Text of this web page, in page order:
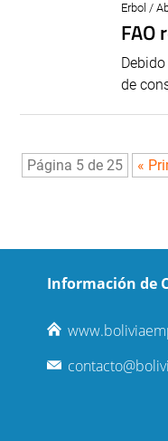
Erbol /
FAO
de
Página 5 de 25 «
Información de